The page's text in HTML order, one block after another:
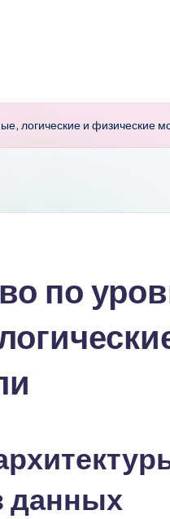
логические и физические
по
данных